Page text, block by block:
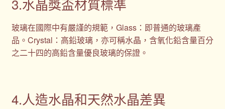
玻璃在國際中有嚴謹的規範，Glass：即普通的玻璃產
品。Crystal：高鉛玻璃，亦可稱水晶，含氧化鉛含量百分
之二十四的高鉛含量優良玻璃的保證。
4.人造水晶和天然水晶差異